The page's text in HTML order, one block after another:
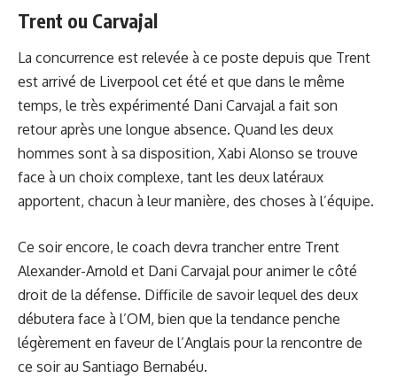
Trent ou Carvajal
La concurrence est relevée à ce poste depuis que Trent
est arrivé de Liverpool cet été et que dans le même
temps, le très expérimenté Dani Carvajal a fait son
retour après une longue absence. Quand les deux
hommes sont à sa disposition, Xabi Alonso se trouve
face à un choix complexe, tant les deux latéraux
apportent, chacun à leur manière, des choses à l’équipe.
Ce soir encore, le coach devra trancher entre Trent
Alexander-Arnold et Dani Carvajal pour animer le côté
droit de la défense. Difficile de savoir lequel des deux
débutera face à l’OM, bien que la tendance penche
légèrement en faveur de l’Anglais pour la rencontre de
ce soir au Santiago Bernabéu.